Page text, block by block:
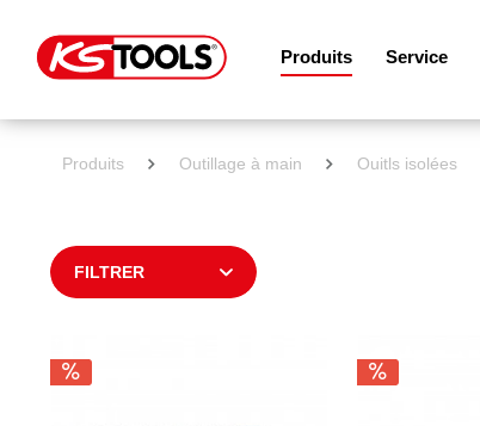
Produits Service
Produits Outillage à main Ouitls isolées
FILTRER